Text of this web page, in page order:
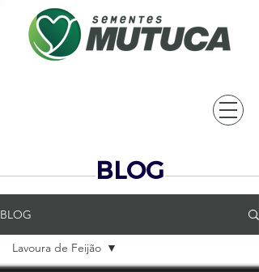
BLOG
BLOG
Lavoura de Feijão